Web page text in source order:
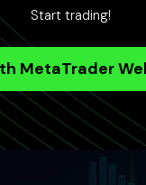
Start trading!
MetaTrader